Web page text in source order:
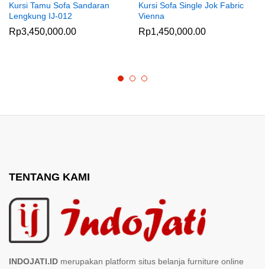
Kursi Tamu Sofa Sandaran
Lengkung IJ-012
Rp3,450,000.00
Kursi Sofa Single Jok Fabric
Vienna
Rp1,450,000.00
TENTANG KAMI
INDOJATI.ID merupakan platform situs belanja furniture online